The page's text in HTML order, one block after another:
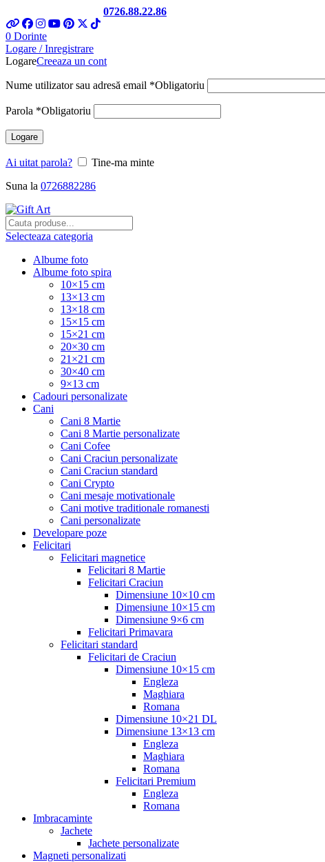
0726.88.22.86
0 Dorinte
Logare / Inregistrare
LogareCreeaza un cont
Nume utilizator sau adresă email *Obligatoriu
Parola *Obligatoriu
Logare
Ai uitat parola?
Tine-ma minte
Suna la 0726882286
Selecteaza categoria
Albume foto
Albume foto spira
10×15 cm
13×13 cm
13×18 cm
15×15 cm
15×21 cm
20×30 cm
21×21 cm
30×40 cm
9×13 cm
Cadouri personalizate
Cani
Cani 8 Martie
Cani 8 Martie personalizate
Cani Cofee
Cani Craciun personalizate
Cani Craciun standard
Cani Crypto
Cani mesaje motivationale
Cani motive traditionale romanesti
Cani personalizate
Developare poze
Felicitari
Felicitari magnetice
Felicitari 8 Martie
Felicitari Craciun
Dimensiune 10×10 cm
Dimensiune 10×15 cm
Dimensiune 9×6 cm
Felicitari Primavara
Felicitari standard
Felicitari de Craciun
Dimensiune 10×15 cm
Engleza
Maghiara
Romana
Dimensiune 10×21 DL
Dimensiune 13×13 cm
Engleza
Maghiara
Romana
Felicitari Premium
Engleza
Romana
Imbracaminte
Jachete
Jachete personalizate
Magneti personalizati